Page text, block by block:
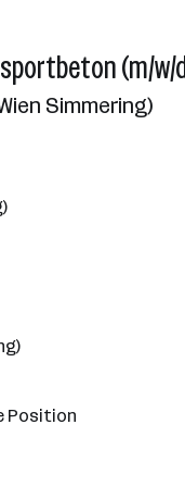
(m/w/
Simmering)
Position